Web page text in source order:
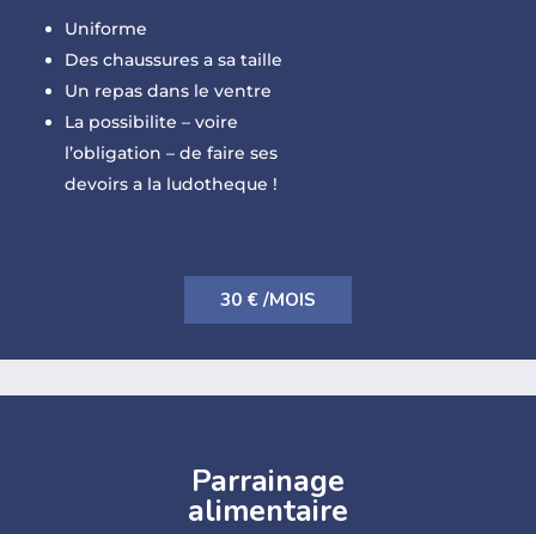
Uniforme
Des chaussures a sa taille
Un repas dans le ventre
La possibilite – voire
l’obligation – de faire ses
devoirs a la ludotheque !
30 € /MOIS
Parrainage
alimentaire